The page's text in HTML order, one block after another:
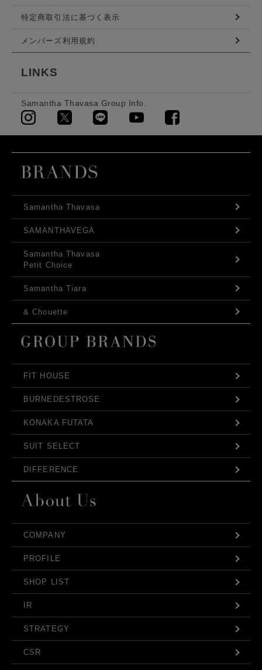
特定商取引法に基づく表示
メンバーズ利用規約
LINKS
Samantha Thavasa Group Info.
Samantha Thavasa
SAMANTHAVEGA
Samantha Thavasa
Petit Choice
Samantha Tiara
& Chouette
FIT HOUSE
BURNEDESTROSE
KONAKA FUTATA
SUIT SELECT
DIFFERENCE
COMPANY
PROFILE
SHOP LIST
IR
STRATEGY
CSR